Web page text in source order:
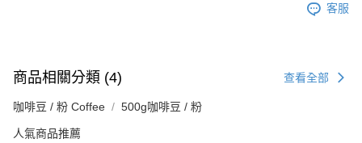
客服
商品相關分類 (4) 查看全部
咖啡豆 / 粉 Coffee 500g咖啡豆 / 粉
人氣商品推薦